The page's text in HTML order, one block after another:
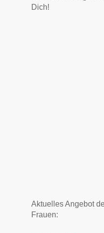
Dich!
Aktuelles Angebot
Frauen: